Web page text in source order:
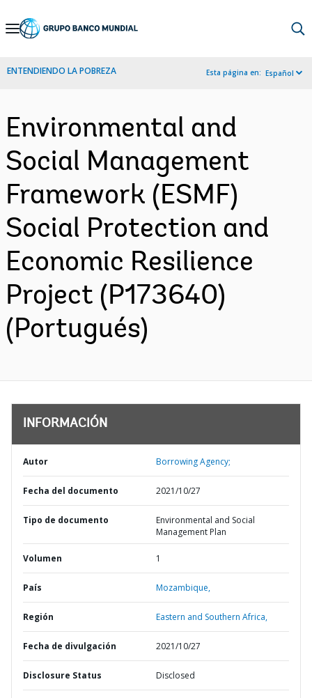
Skip
Navigation
ENTENDIENDO LA POBREZA Esta página en: Español
Environmental and
Social Management
Framework (ESMF)
Social Protection and
Economic Resilience
Project (P173640)
(Portugués)
INFORMACIÓN
Autor Borrowing Agency;
Fecha del documento 2021/10/27
Tipo de documento
Environmental and Social
Management Plan
Volumen 1
País Mozambique,
Región Eastern and Southern Africa,
Fecha de divulgación 2021/10/27
Disclosure Status Disclosed